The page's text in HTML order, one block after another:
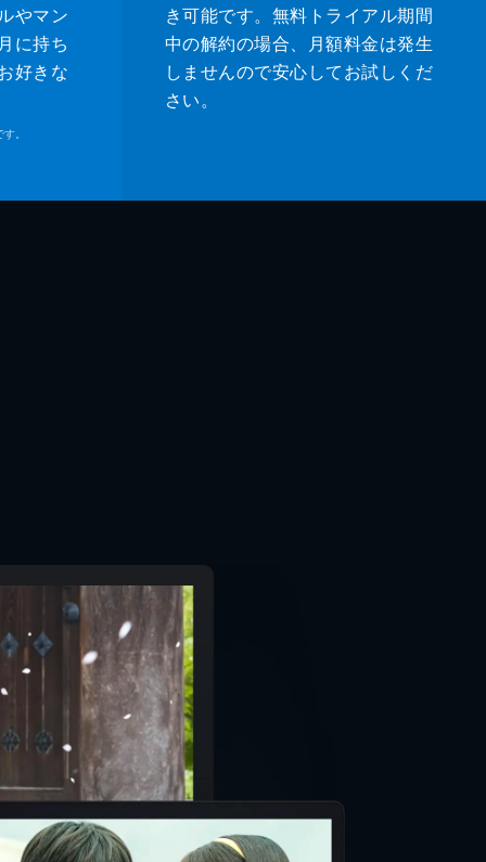
やマン
に持ち
好きな
。
き可能です。無料トライアル期間
中の解約の場合、月額料金は発生
しませんので安心してお試しくだ
さい。